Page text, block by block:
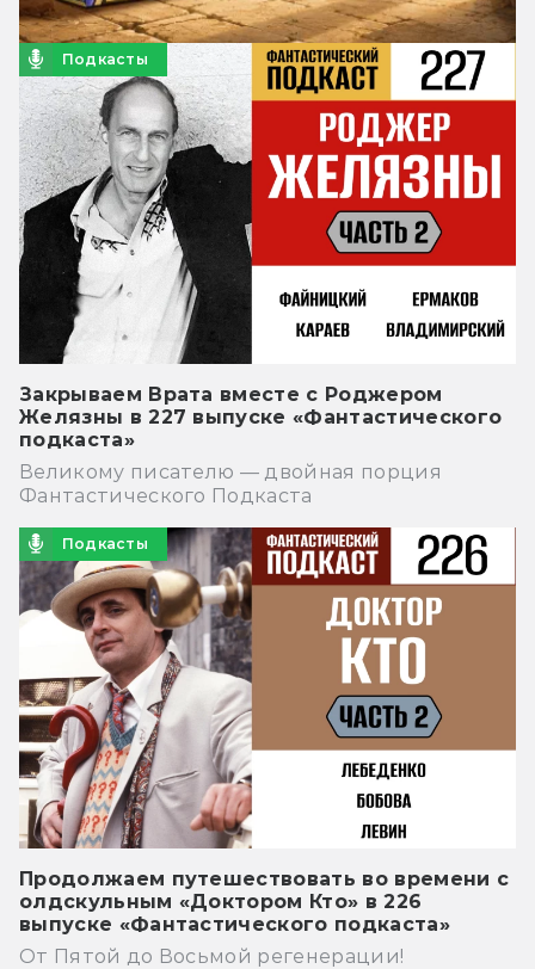
Подкасты
Закрываем Врата вместе с Роджером
Желязны в 227 выпуске «Фантастического
подкаста»
Великому писателю — двойная порция
Фантастического Подкаста
Подкасты
Продолжаем путешествовать во времени с
олдскульным «Доктором Кто» в 226
выпуске «Фантастического подкаста»
От Пятой до Восьмой регенерации!